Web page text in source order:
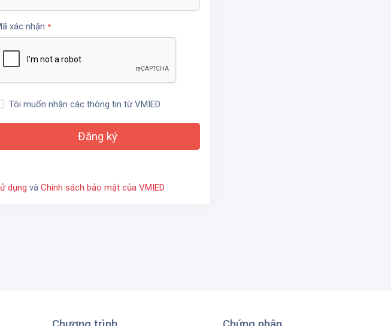
xác nhận*
Tôi muốn nhận các thông tin từ VMIED
dụng vàChính sách bảo mật của VMIED